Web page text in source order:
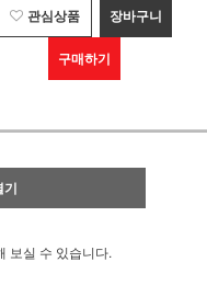
관심상품 장바구니
구매하기
기
보실 수 있습니다.